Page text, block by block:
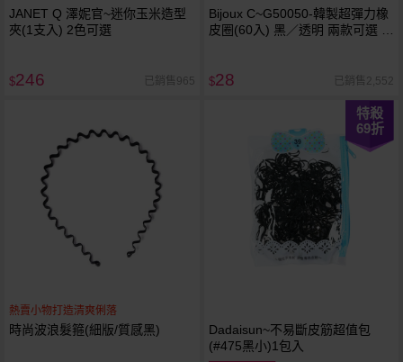
JANET Q 澤妮官~迷你玉米造型
夾(1支入) 2色可選
$246 已銷售965
Bijoux C~G50050-韓製超彈力橡
皮圈(60入) 黑／透明 兩款可選 髮
$28 已銷售2,552
熱賣小物打造清爽俐落
時尚波浪髮箍(細版/質感黑)
特殺
69折
Dadaisun~不易斷皮筋超值包
(#475黑小)1包入